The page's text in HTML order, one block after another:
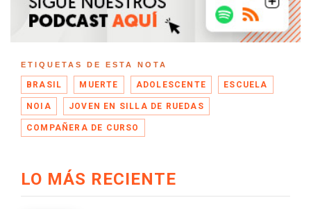
ETIQUETAS DE ESTA NOTA
BRASIL MUERTE ADOLESCENTE ESCUELA
NOIA JOVEN EN SILLA DE RUEDAS
COMPAÑERA DE CURSO
LO MÁS RECIENTE